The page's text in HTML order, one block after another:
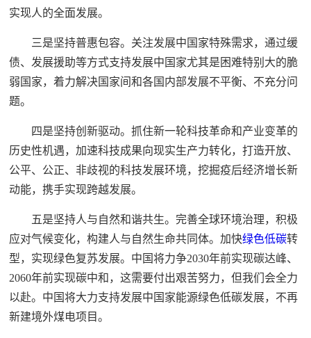
实现人的全面发展。
三是坚持普惠包容。关注发展中国家特殊需求，通过缓
债、发展援助等方式支持发展中国家尤其是困难特别大的脆
弱国家，着力解决国家间和各国内部发展不平衡、不充分问
题。
四是坚持创新驱动。抓住新一轮科技革命和产业变革的
历史性机遇，加速科技成果向现实生产力转化，打造开放、
公平、公正、非歧视的科技发展环境，挖掘疫后经济增长新
动能，携手实现跨越发展。
五是坚持人与自然和谐共生。完善全球环境治理，积极
应对气候变化，构建人与自然生命共同体。加快绿色低碳转
型，实现绿色复苏发展。中国将力争2030年前实现碳达峰、
2060年前实现碳中和，这需要付出艰苦努力，但我们会全力
以赴。中国将大力支持发展中国家能源绿色低碳发展，不再
新建境外煤电项目。